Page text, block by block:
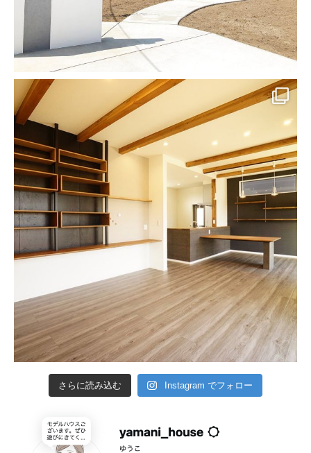
さらに読み込む Instagram でフォロー